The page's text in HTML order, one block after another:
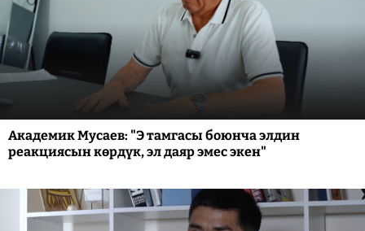
Академик Мусаев: "Э тамгасы боюнча элдин
реакциясын көрдүк, эл даяр эмес экен"